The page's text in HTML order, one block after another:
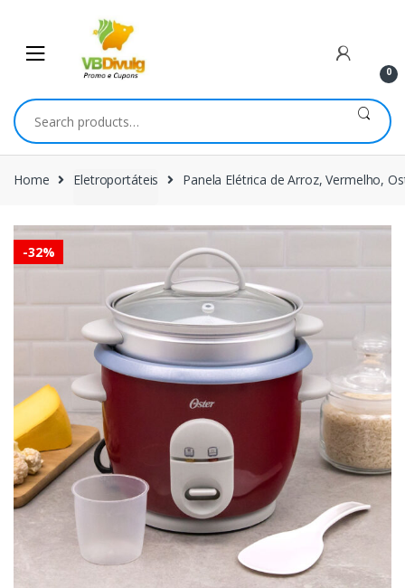
navigation
content
0
Search
for:
Home Eletroportáteis Panela Elétrica de Arroz, Vermelho,
-32%